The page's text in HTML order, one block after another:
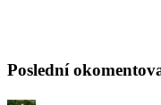
Poslední